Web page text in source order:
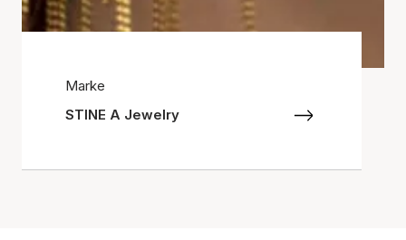
Marke
STINE A Jewelry